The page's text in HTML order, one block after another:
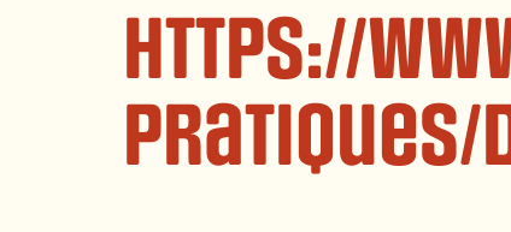
https://